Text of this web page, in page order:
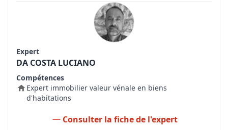
Expert
DA COSTA LUCIANO
Compétences
Expert immobilier valeur vénale en biens
d'habitations
Consulter la fiche de l'expert